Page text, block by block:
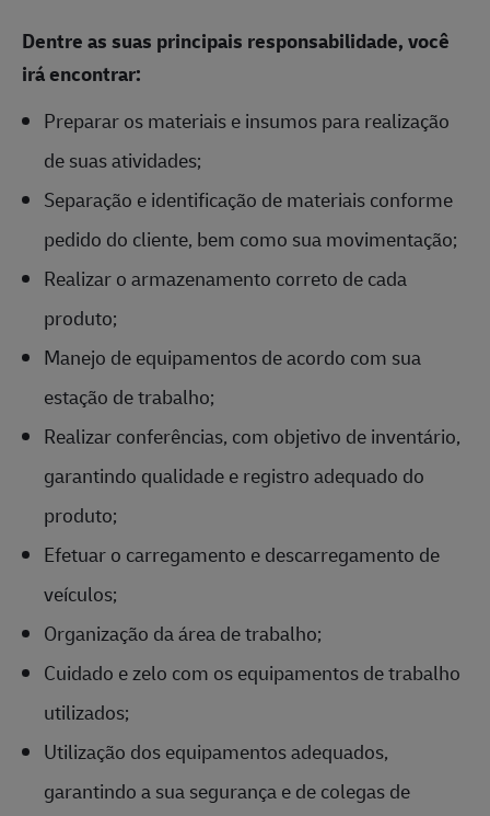
Dentre as suas principais responsabilidade, você
irá encontrar:
Preparar os materiais e insumos para realização
de suas atividades;
Separação e identificação de materiais conforme
pedido do cliente, bem como sua movimentação;
Realizar o armazenamento correto de cada
produto;
Manejo de equipamentos de acordo com sua
estação de trabalho;
Realizar conferências, com objetivo de inventário,
garantindo qualidade e registro adequado do
produto;
Efetuar o carregamento e descarregamento de
veículos;
Organização da área de trabalho;
Cuidado e zelo com os equipamentos de trabalho
utilizados;
Utilização dos equipamentos adequados,
garantindo a sua segurança e de colegas de